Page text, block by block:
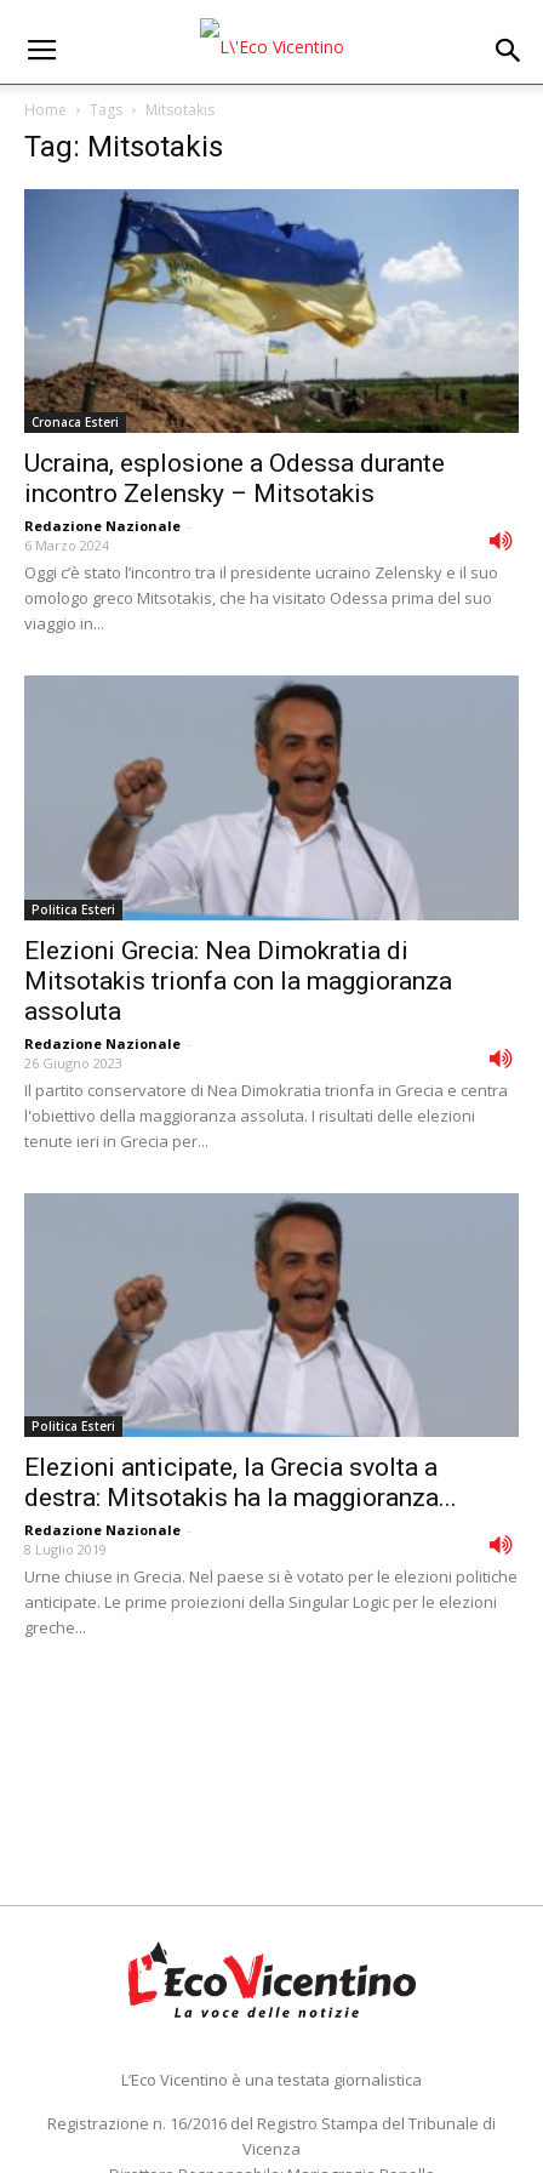
Home Tags Mitsotakis
Tag: Mitsotakis
Cronaca Esteri
Ucraina, esplosione a Odessa durante
incontro Zelensky – Mitsotakis
Redazione Nazionale -
6 Marzo 2024
Oggi c’è stato l’incontro tra il presidente ucraino Zelensky e il suo
omologo greco Mitsotakis, che ha visitato Odessa prima del suo
viaggio in...
Politica Esteri
Elezioni Grecia: Nea Dimokratia di
Mitsotakis trionfa con la maggioranza
assoluta
Redazione Nazionale -
26 Giugno 2023
Il partito conservatore di Nea Dimokratia trionfa in Grecia e centra
l'obiettivo della maggioranza assoluta. I risultati delle elezioni
tenute ieri in Grecia per...
Politica Esteri
Elezioni anticipate, la Grecia svolta a
destra: Mitsotakis ha la maggioranza...
Redazione Nazionale -
8 Luglio 2019
Urne chiuse in Grecia. Nel paese si è votato per le elezioni politiche
anticipate. Le prime proiezioni della Singular Logic per le elezioni
greche...
L’Eco Vicentino è una testata giornalistica
Registrazione n. 16/2016 del Registro Stampa del Tribunale di
Vicenza